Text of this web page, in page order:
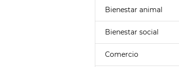
Bienestar animal
Bienestar social
Comercio